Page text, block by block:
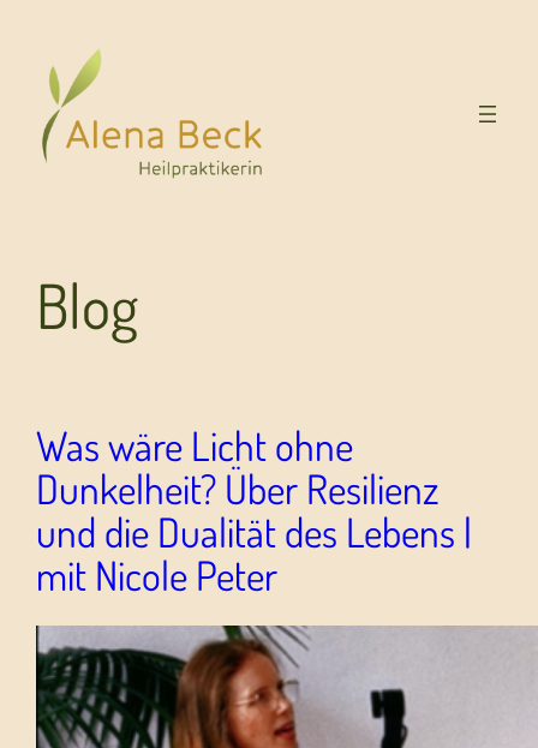
Blog
Was wäre Licht ohne
Dunkelheit? Über Resilienz
und die Dualität des Lebens |
mit Nicole Peter